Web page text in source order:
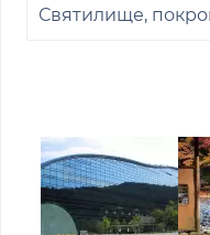
Святилище,